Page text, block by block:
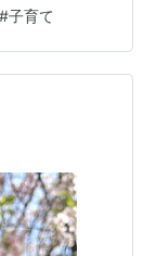
#子育て